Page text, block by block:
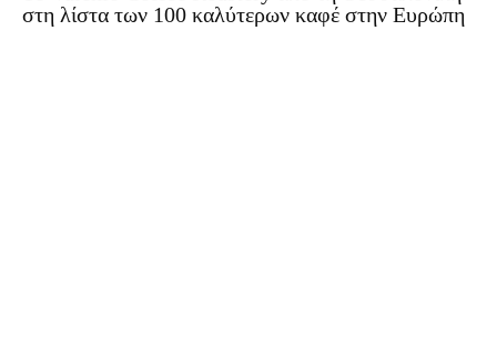
στη λίστα των 100 καλύτερων καφέ στην Ευρώπη